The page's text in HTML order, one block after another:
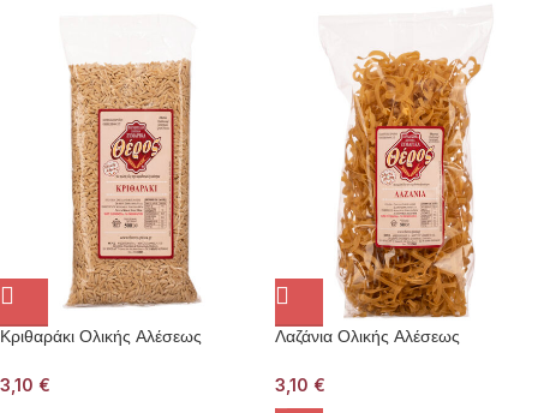
Κριθαράκι Ολικής Αλέσεως
3,10 €
Λαζάνια Ολικής Αλέσεως
3,10 €